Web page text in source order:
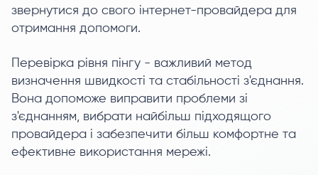
звернутися до свого інтернет-провайдера для
отримання допомоги.
Перевірка рівня пінгу - важливий метод
визначення швидкості та стабільності з'єднання.
Вона допоможе виправити проблеми зі
з'єднанням, вибрати найбільш підходящого
провайдера і забезпечити більш комфортне та
ефективне використання мережі.